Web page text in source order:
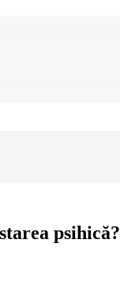
psihică?